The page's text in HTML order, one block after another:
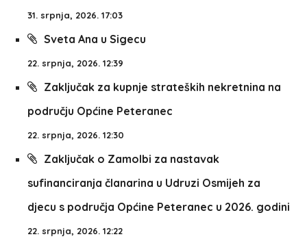
31. srpnja, 2026. 17:03
Sveta Ana u Sigecu
22. srpnja, 2026. 12:39
Zaključak za kupnje strateških nekretnina na
području Općine Peteranec
22. srpnja, 2026. 12:30
Zaključak o Zamolbi za nastavak
sufinanciranja članarina u Udruzi Osmijeh za
djecu s područja Općine Peteranec u 2026. godini
22. srpnja, 2026. 12:22